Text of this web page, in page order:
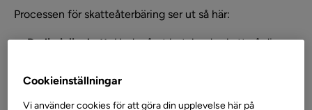
Processen för skatteåterbäring ser ut så här:
Preliminär skatt:Under året betalar du skatt på dina
egenföretagare.
Cookieinställningar
Vi använder cookies för att göra din upplevelse här på